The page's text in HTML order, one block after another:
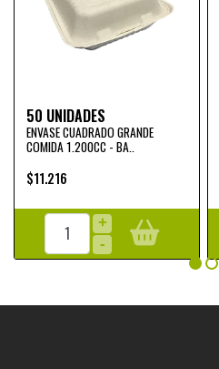
50 UNIDADES
ENVASE CUADRADO GRANDE
COMIDA 1.200CC - BA..
$11.216
+
-